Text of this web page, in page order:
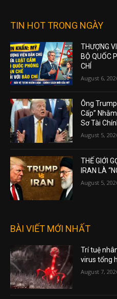
TIN HOT TRONG NGÀY
THƯỢNG
BỘ QUỐC
CHÍ
August 6,
Ông
Cấp”
Sơ Tài
August 5,
THẾ GIỚI
IRAN LÀ
August 5,
BÀI VIẾT MỚI NHẤT
Trí tuệ
virus tổng
August 7,